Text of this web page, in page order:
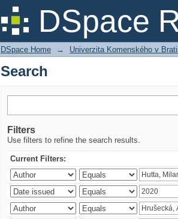
DSpace
Search
DSpace Home → Univerzita Komenského v
Search
Filters
Use filters to refine the search results.
Current Filters: